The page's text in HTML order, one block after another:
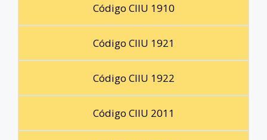
Código CIIU 1910
Código CIIU 1921
Código CIIU 1922
Código CIIU 2011